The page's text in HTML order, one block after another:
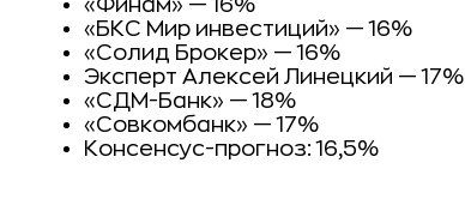
«Финам» — 16%
«БКС Мир инвестиций» — 16%
«Солид Брокер» — 16%
Эксперт Алексей Линецкий — 17%
«СДМ-Банк» — 18%
«Совкомбанк» — 17%
Консенсус-прогноз: 16,5%